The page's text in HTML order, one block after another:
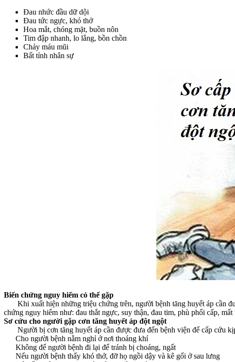
Đau nhức đầu dữ dội
Đau tức ngực, khó thở
Hoa mắt, chóng mặt, buồn nôn
Tim đập nhanh, lo lắng, bồn chồn
Chảy máu mũi
Bất tỉnh nhân sự
Biến chứng nguy hiểm có thể gặp
Khi xuất hiện những triệu chứng trên, người bệnh tăng huyết áp cần
chứng nguy hiểm như: đau thắt ngực, suy thận, đau tim, phù phổi cấp,
Sơ cứu cho người gặp cơn tăng huyết áp đột ngột
Người bị cơn tăng huyết áp cần được đưa đến bệnh viện để cấp cứu
Cho người bệnh nằm nghỉ ở nơi thoáng khí
Không để người bệnh đi lại để tránh bị choáng, ngất
Nếu người bệnh thấy khó thở, đỡ họ ngồi dậy và kê gối ở sau lưng